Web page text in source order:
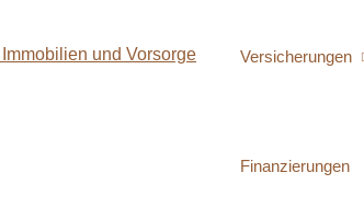
Versicherungen
Finanzierungen